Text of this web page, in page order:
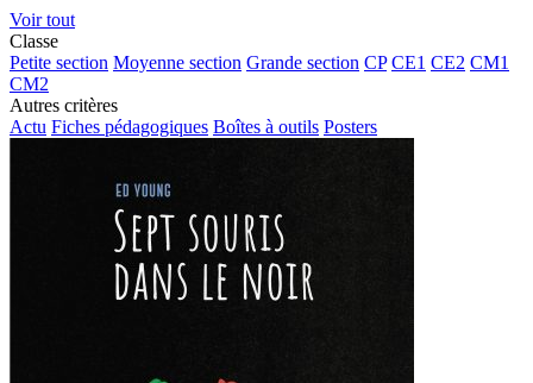
Voir tout
Classe
Petite section Moyenne section Grande section CP CE1 CE2 CM1
CM2
Autres critères
Actu Fiches pédagogiques Boîtes à outils Posters